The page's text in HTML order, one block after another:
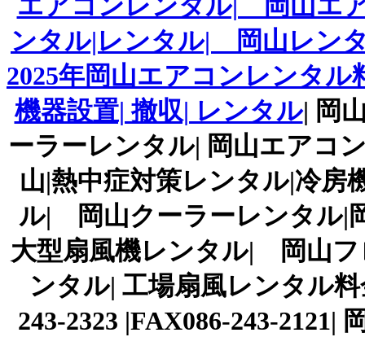
エアコンレンタル| 岡山エ
ンタル|レンタル| 岡山レン
2025年岡山エアコンレンタ
機器設置| 撤収| レンタル| 岡
ーラーレンタル| 岡山エアコ
山|熱中症対策レンタル|冷
ル| 岡山クーラーレンタル|
大型扇風機レンタル| 岡山フ
ンタル| 工場扇風レンタル
243-2323 |FAX086-243-